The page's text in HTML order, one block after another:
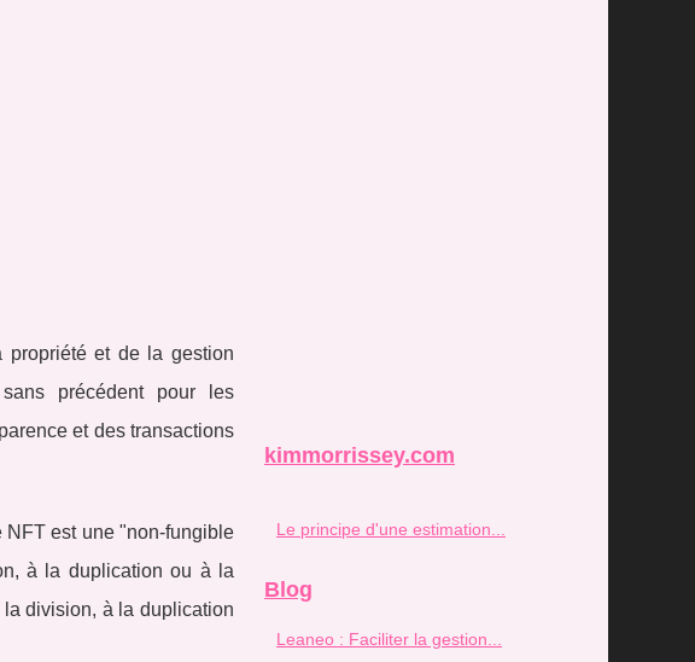
et de la gestion
précédent pour les
et des transactions
NFT est une "non-fungible
à la duplication ou à la
division, à la duplication
kimmorrissey.com
Le principe d'une estimation...
Blog
Leaneo : Faciliter la gestion...